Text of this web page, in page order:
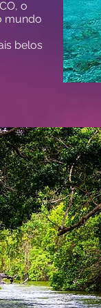
o
mundo
belos